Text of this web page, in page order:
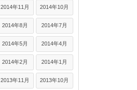
2014年11月 2014年10月
2014年8月 2014年7月
2014年5月 2014年4月
2014年2月 2014年1月
2013年11月 2013年10月